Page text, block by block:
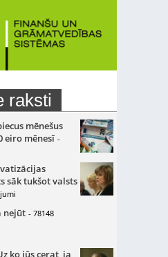
raksti
mēnešus
eiro mēnesī -
sāk tukšot valsts
nejūt - 78148
ko jūs cerat, ja